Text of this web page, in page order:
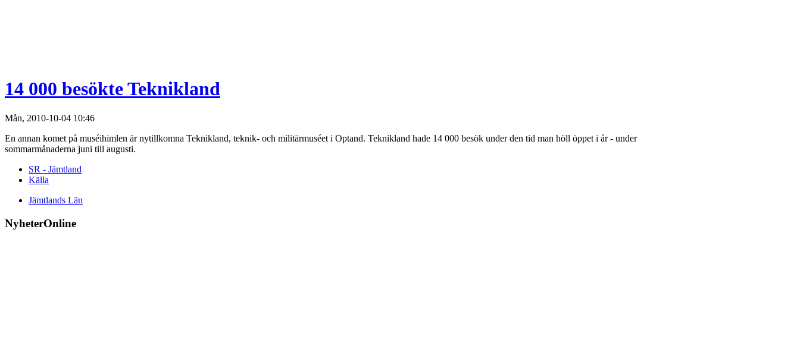
14 000 besökte Teknikland
Mån, 2010-10-04 10:46
En annan komet på muséihimlen är nytillkomna Teknikland, teknik- och militärmuséet i Optand. Teknikland hade 14 000 besök under den tid man höll öppet i år - under
sommarmånaderna juni till augusti.
SR - Jämtland
Källa
Jämtlands Län
NyheterOnline